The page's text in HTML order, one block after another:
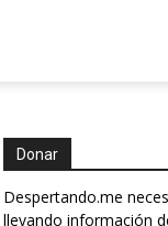
Donar
Despertando.me
llevando información